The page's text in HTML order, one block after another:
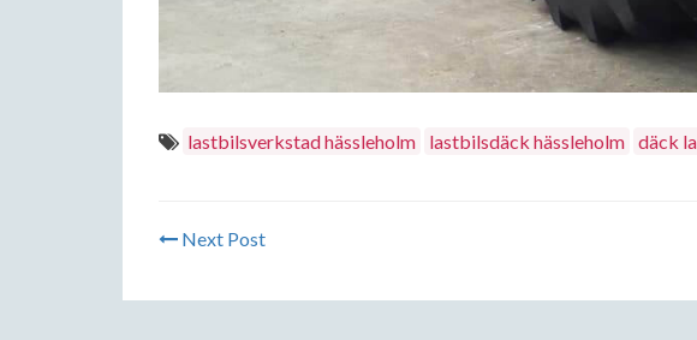
lastbilsverkstad hässleholm lastbilsdäck hässleholm däck
Next Post